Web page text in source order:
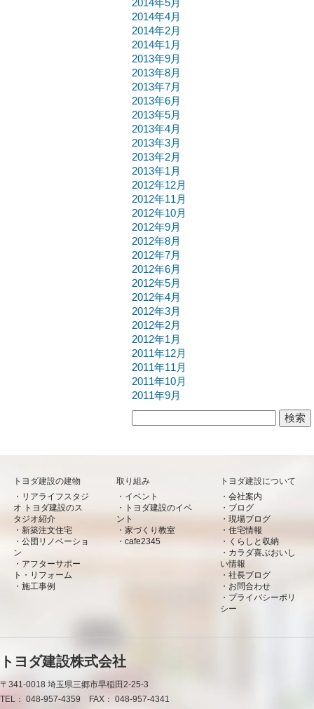
2014年5月
2014年4月
2014年2月
2014年1月
2013年9月
2013年8月
2013年7月
2013年6月
2013年5月
2013年4月
2013年3月
2013年2月
2013年1月
2012年12月
2012年11月
2012年10月
2012年9月
2012年8月
2012年7月
2012年6月
2012年5月
2012年4月
2012年3月
2012年2月
2012年1月
2011年12月
2011年11月
2011年10月
2011年9月
トヨダ建設の建物
リアライフスタジ
オ トヨダ建設のス
タジオ紹介
新築注文住宅
公団リノベーショ
ン
アフターサポー
ト・リフォーム
施工事例
取り組み
イベント
トヨダ建設のイベ
ント
家づくり教室
cafe2345
トヨダ建設について
会社案内
ブログ
現場ブログ
住宅情報
くらしと収納
カラダ喜ぶおいし
い情報
社長ブログ
お問合わせ
プライバシーポリ
シー
トヨダ建設株式会社
〒341-0018 埼玉県三郷市早稲田2-25-3
TEL： 048-957-4359 FAX： 048-957-4341